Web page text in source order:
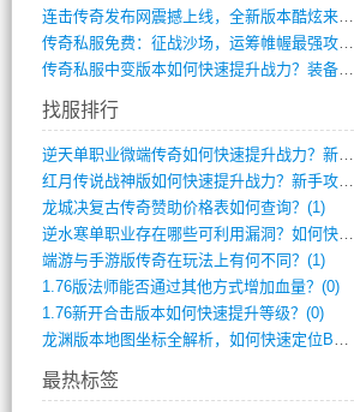
连击传奇发布网震撼上线，全新版本酷炫来袭(12)
传奇私服免费：征战沙场，运筹帷幄最强攻城(516)
传奇私服中变版本如何快速提升战力？装备强(1012)
找服排行
逆天单职业微端传奇如何快速提升战力？新手(2)
红月传说战神版如何快速提升战力？新手攻略(2)
龙城决复古传奇赞助价格表如何查询？(1)
逆水寒单职业存在哪些可利用漏洞？如何快速(1)
端游与手游版传奇在玩法上有何不同？(1)
1.76版法师能否通过其他方式增加血量？(0)
1.76新开合击版本如何快速提升等级？(0)
龙渊版本地图坐标全解析，如何快速定位BO(0)
最热标签